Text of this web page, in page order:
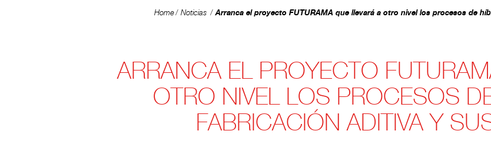
Home Noticias Arranca el proyecto FUTURAMA que llevará a otro nivel los procesos de
ARRANCA EL PROYECTO
OTRO NIVEL LOS PROCESOS
FABRICACIÓN ADITIVA Y